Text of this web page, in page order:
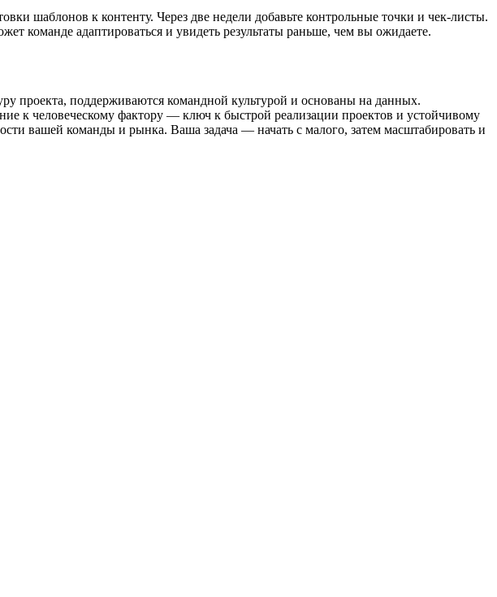
шаблонов к контенту. Через две недели добавьте контрольные точки и чек-листы.
команде адаптироваться и увидеть результаты раньше, чем вы ожидаете.
проекта, поддерживаются командной культурой и основаны на данных.
к человеческому фактору — ключ к быстрой реализации проектов и устойчивому
вашей команды и рынка. Ваша задача — начать с малого, затем масштабировать и